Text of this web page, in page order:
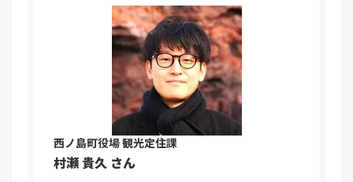
西ノ島町役場 観光定住課
村瀬 貴久 さん